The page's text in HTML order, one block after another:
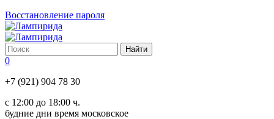
Восстановление пароля
0
+7 (921) 904 78 30
с 12:00 до 18:00 ч.
будние дни время московское